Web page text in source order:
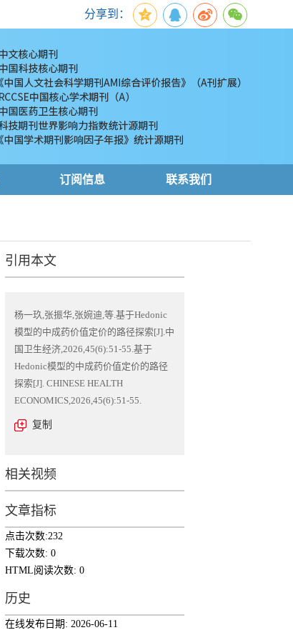
分享到：
订阅信息 联系我们
引用本文
杨一玖,张振华,张婉迪,等.基于Hedonic
模型的中成药价值定价的路径探索[J].中
国卫生经济,2026,45(6):51-55.基于
Hedonic模型的中成药价值定价的路径
探索[J]. CHINESE HEALTH
ECONOMICS,2026,45(6):51-55.
复制
相关视频
文章指标
点击次数:232
下载次数: 0
HTML阅读次数: 0
历史
在线发布日期: 2026-06-11